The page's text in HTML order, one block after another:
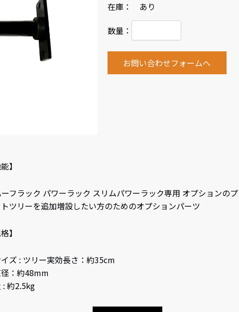
在庫： あり
数量：
お問い合わせフォームへ
】
ーフラック パワーラック スリムパワーラック専用 オプションの
トツリーを追加増設したい方のためのオプションパーツ
】
ズ : ツリー実効長さ：約35cm
：約48mm
: 約2.5kg